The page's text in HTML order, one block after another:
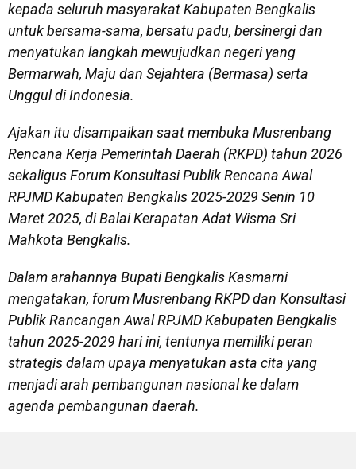
kepada seluruh masyarakat Kabupaten Bengkalis
untuk bersama-sama, bersatu padu, bersinergi dan
menyatukan langkah mewujudkan negeri yang
Bermarwah, Maju dan Sejahtera (Bermasa) serta
Unggul di Indonesia.
Ajakan itu disampaikan saat membuka Musrenbang
Rencana Kerja Pemerintah Daerah (RKPD) tahun 2026
sekaligus Forum Konsultasi Publik Rencana Awal
RPJMD Kabupaten Bengkalis 2025-2029 Senin 10
Maret 2025, di Balai Kerapatan Adat Wisma Sri
Mahkota Bengkalis.
Dalam arahannya Bupati Bengkalis Kasmarni
mengatakan, forum Musrenbang RKPD dan Konsultasi
Publik Rancangan Awal RPJMD Kabupaten Bengkalis
tahun 2025-2029 hari ini, tentunya memiliki peran
strategis dalam upaya menyatukan asta cita yang
menjadi arah pembangunan nasional ke dalam
agenda pembangunan daerah.